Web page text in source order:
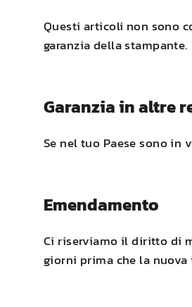
Questi articoli non sono
garanzia della stampante.
Garanzia in altre
Se nel tuo Paese sono in
Emendamento
Ci riserviamo il diritto di
giorni prima che la